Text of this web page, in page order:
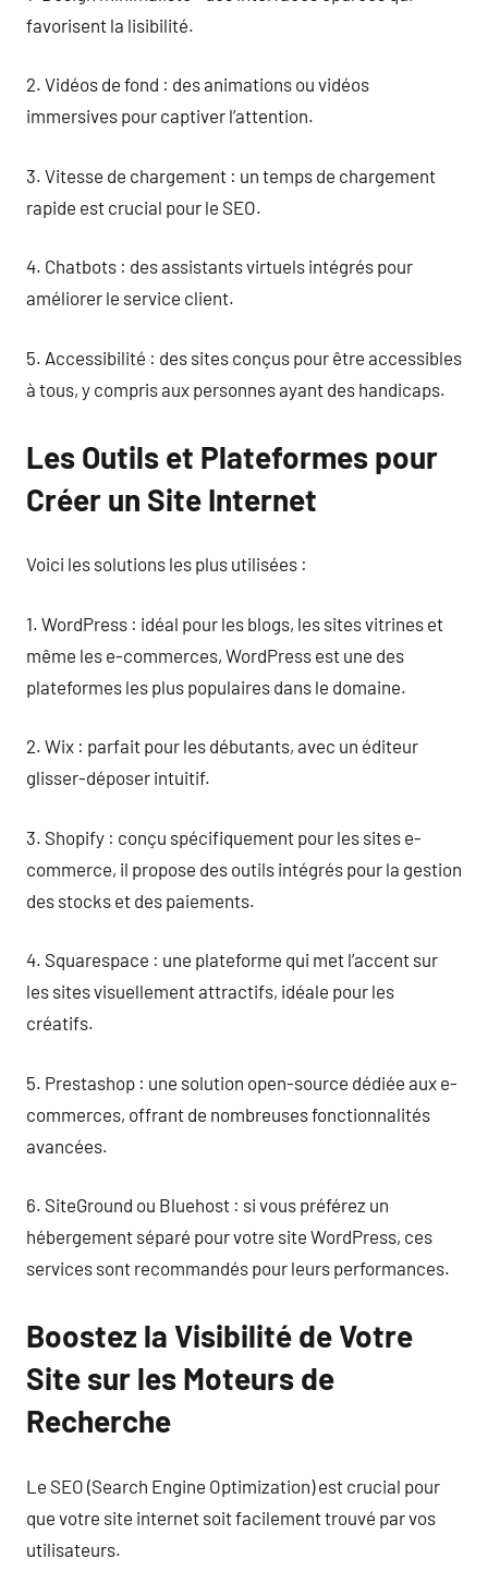
favorisent la lisibilité.
2. Vidéos de fond : des animations ou vidéos
immersives pour captiver l’attention.
3. Vitesse de chargement : un temps de chargement
rapide est crucial pour le SEO.
4. Chatbots : des assistants virtuels intégrés pour
améliorer le service client.
5. Accessibilité : des sites conçus pour être accessibles
à tous, y compris aux personnes ayant des handicaps.
Les Outils et Plateformes pour
Créer un Site Internet
Voici les solutions les plus utilisées :
1. WordPress : idéal pour les blogs, les sites vitrines et
même les e-commerces, WordPress est une des
plateformes les plus populaires dans le domaine.
2. Wix : parfait pour les débutants, avec un éditeur
glisser-déposer intuitif.
3. Shopify : conçu spécifiquement pour les sites e-
commerce, il propose des outils intégrés pour la gestion
des stocks et des paiements.
4. Squarespace : une plateforme qui met l’accent sur
les sites visuellement attractifs, idéale pour les
créatifs.
5. Prestashop : une solution open-source dédiée aux e-
commerces, offrant de nombreuses fonctionnalités
avancées.
6. SiteGround ou Bluehost : si vous préférez un
hébergement séparé pour votre site WordPress, ces
services sont recommandés pour leurs performances.
Boostez la Visibilité de Votre
Site sur les Moteurs de
Recherche
Le SEO (Search Engine Optimization) est crucial pour
que votre site internet soit facilement trouvé par vos
utilisateurs.